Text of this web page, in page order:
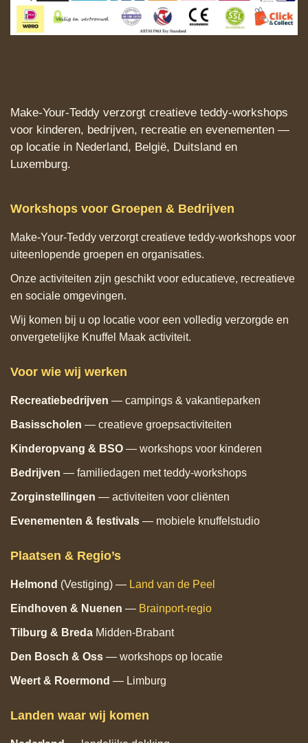
Make‑Your‑Teddy verzorgt creatieve teddy‑workshops
voor kinderen, bedrijven, recreatie en evenementen —
op locatie in Nederland, België, Duitsland en
Luxemburg.
Workshops voor Groepen & Bedrijven
Make‑Your‑Teddy verzorgt creatieve teddy‑workshops voor
uiteenlopende groepen en organisaties.
Onze activiteiten zijn geschikt voor educatieve, recreatieve
en sociale omgevingen.
Wij komen bij u op locatie voor een volledig verzorgde en
onvergetelijke Knuffel Maak activiteit.
Voor wie wij werken
Recreatiebedrijven — campings & vakantieparken
Basisscholen — creatieve groepsactiviteiten
Kinderopvang & BSO — workshops voor kinderen
Bedrijven — familiedagen met teddy‑workshops
Zorginstellingen — activiteiten voor cliënten
Evenementen & festivals — mobiele knuffelstudio
Plaatsen & Regio’s
Helmond (Vestiging) — Land van de Peel
Eindhoven & Nuenen — Brainport‑regio
Tilburg & Breda Midden‑Brabant
Den Bosch & Oss — workshops op locatie
Weert & Roermond — Limburg
Landen waar wij komen